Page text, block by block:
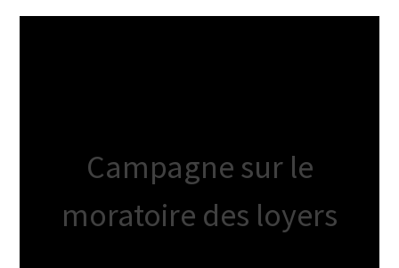
Campagne sur le
moratoire des loyers